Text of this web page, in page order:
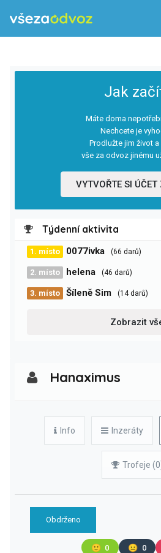
Jak
Máte doma
Nechcete je
Prodlužte jim život
vše za odvoz jinému
VYTVOŘTE SI
Týdenní aktivita
1. místo 0077ivka (66 darů)
2. místo helena (46 darů)
3. místo Šíleně Sim (14 darů)
Zobrazit
Hanaximus
Info Inzeráty
Trofeje
Obdrženo
🙂 0 😐 0